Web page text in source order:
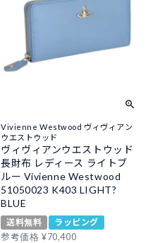
Vivienne Westwood ヴィヴィアン
ウエストウッド
ヴィヴィアンウエストウッド
長財布 レディース ライトブ
ルー Vivienne Westwood
51050023 K403 LIGHT?
BLUE
送料無料
ラッピング
参考価格 ¥70,400